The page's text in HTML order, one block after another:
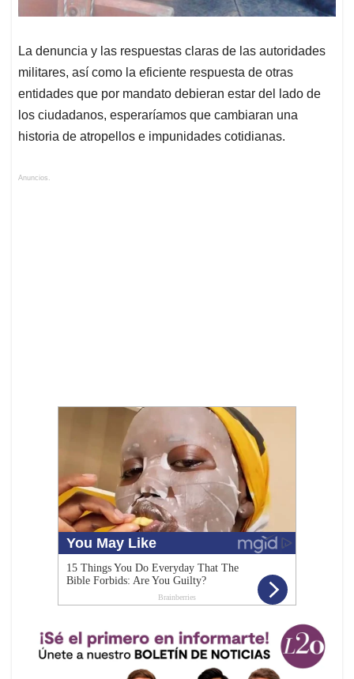
La denuncia y las respuestas claras de las autoridades
militares, así como la eficiente respuesta de otras
entidades que por mandato debieran estar del lado de
los ciudadanos, esperaríamos que cambiaran una
historia de atropellos e impunidades cotidianas.
Anuncios.